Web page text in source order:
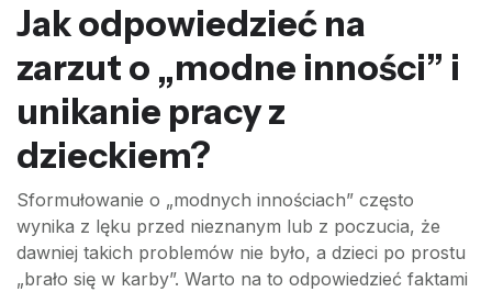
Jak odpowiedzieć na
zarzut o „modne inności” i
unikanie pracy z
dzieckiem?
Sformułowanie o „modnych innościach” często
wynika z lęku przed nieznanym lub z poczucia, że
dawniej takich problemów nie było, a dzieci po prostu
„brało się w karby”. Warto na to odpowiedzieć faktami